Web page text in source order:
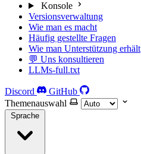
Konsole
Versionsverwaltung
Wie man es macht
Häufig gestellte Fragen
Wie man Unterstützung erhält
💬 Uns konsultieren
LLMs-full.txt
Discord
GitHub
Themenauswahl
Sprache